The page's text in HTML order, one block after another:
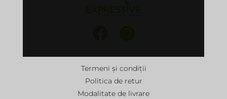
Termeni și condiții
Politica de retur
Modalitate de livrare